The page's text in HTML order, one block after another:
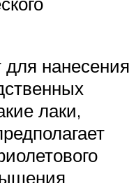
для нанесения
лаки,